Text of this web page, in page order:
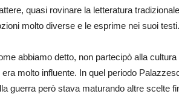
quasi rovinare la letteratura
molto diverse e le esprime nei suoi testi.
abbiamo detto, non partecipò alla
molto influente. In quel periodo
guerra però stava maturando altre scelte